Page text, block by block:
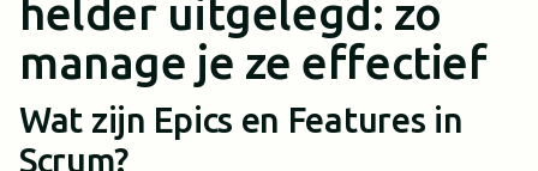
helder uitgelegd: zo
manage je ze effectief
Wat zijn Epics en Features in
Scrum?